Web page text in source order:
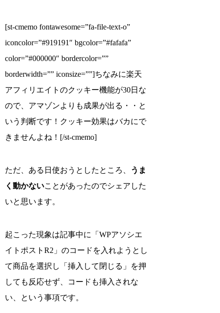
[st-cmemo fontawesome=”fa-file-text-o”
iconcolor=”#919191″ bgcolor=”#fafafa”
color=”#000000″ bordercolor=””
borderwidth=”” iconsize=””]ちなみに楽天
アフィリエイトのクッキー機能が30日な
ので、アマゾンよりも成果が出る・・と
いう判断です！クッキー効果はバカにで
きませんよね！[/st-cmemo]
ただ、ある日使おうとしたところ、
うま
く動かないことがあったのでシェアした
いと思います。
起こった現象は記事中に「WPアソシエ
イトポストR2」のコードを入れようとし
て商品を選択し「挿入して閉じる」を押
しても反応せず、コードも挿入されな
い、という事項です。